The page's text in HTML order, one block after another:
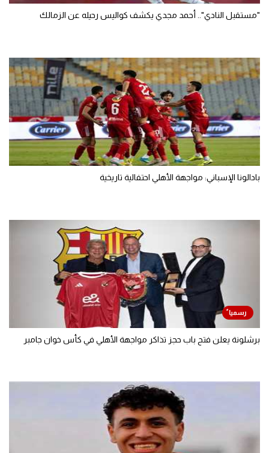
"مستقبل النادي".. أحمد مجدي يكشف كواليس رحيله عن الزمالك
بادالونا الإسباني: مواجهة الأهلي احتفالية تاريخية
برشلونة يعلن فتح باب حجز تذاكر مواجهة الأهلي في كأس خوان جامبر